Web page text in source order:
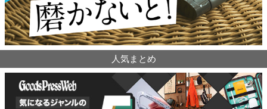
人気まとめ